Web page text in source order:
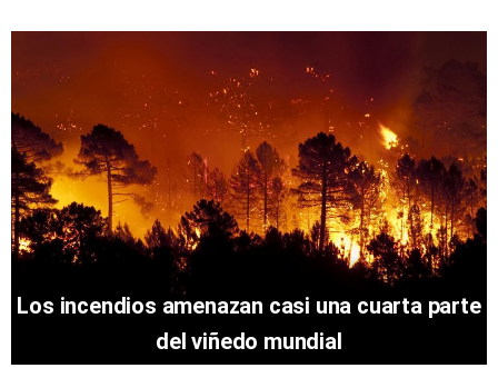
Los incendios amenazan casi una cuarta parte
del viñedo mundial